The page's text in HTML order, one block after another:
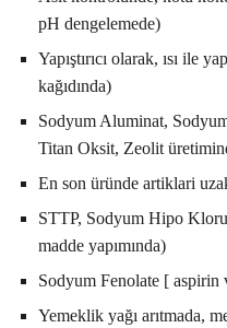
pH dengelemede)
Yapıştırıcı olarak, ısı ile
kağıdında)
Sodyum Aluminat,
Titan Oksit, Zeolit
En son üründe artiklari
STTP, Sodyum Hipo
madde yapımında)
Sodyum Fenolate [ aspirin
Yemeklik yağı arıtmada,